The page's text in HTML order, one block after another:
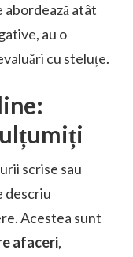
abordează atât
au o
cu steluțe.
scrise sau
descriu
Acestea sunt
afaceri,